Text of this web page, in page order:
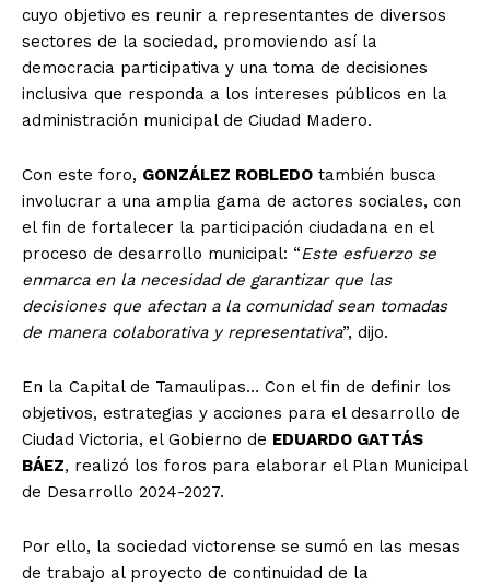
cuyo objetivo es reunir a representantes de diversos
sectores de la sociedad, promoviendo así la
democracia participativa y una toma de decisiones
inclusiva que responda a los intereses públicos en la
administración municipal de Ciudad Madero.
Con este foro, GONZÁLEZ ROBLEDO también busca
involucrar a una amplia gama de actores sociales, con
el fin de fortalecer la participación ciudadana en el
proceso de desarrollo municipal: “Este esfuerzo se
enmarca en la necesidad de garantizar que las
decisiones que afectan a la comunidad sean tomadas
de manera colaborativa y representativa”, dijo.
En la Capital de Tamaulipas… Con el fin de definir los
objetivos, estrategias y acciones para el desarrollo de
Ciudad Victoria, el Gobierno de EDUARDO GATTÁS
BÁEZ, realizó los foros para elaborar el Plan Municipal
de Desarrollo 2024-2027.
Por ello, la sociedad victorense se sumó en las mesas
de trabajo al proyecto de continuidad de la